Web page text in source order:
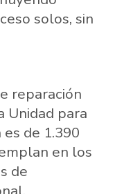
solos, sin
reparación
Unidad para
de 1.390
en los
de